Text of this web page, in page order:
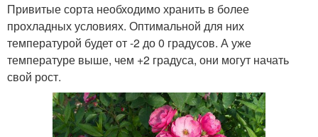
Привитые сорта необходимо хранить в более
прохладных условиях. Оптимальной для них
температурой будет от -2 до 0 градусов. А уже
температуре выше, чем +2 градуса, они могут начать
свой рост.